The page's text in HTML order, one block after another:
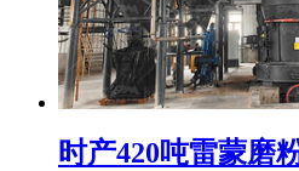
时产420吨雷蒙磨